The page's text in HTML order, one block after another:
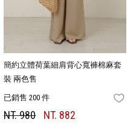
FAVORITES
簡約立體荷葉細肩背心寬褲棉麻套
裝 兩色售
已銷售 200 件
NT. 980 NT. 882